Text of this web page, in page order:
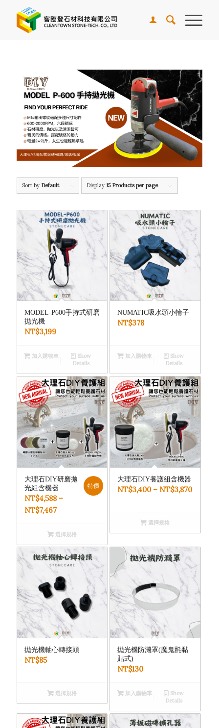
Sort by Default Display 15 Products per page
MODEL-P600手持式研磨
拋光機
NT$3,199
加入購物車
Show
Details
NUMATIC吸水頭小輪子
NT$378
加入購物車
Show
Details
大理石DIY研磨拋
光組含機器
NT$4,588–
NT$7,467
特價
選擇規格
大理石DIY養護組含機器
NT$3,400– NT$3,870
選擇規格
拋光機軸心轉接頭
NT$85
選擇規格
拋光機防濺罩(魔鬼氈黏
貼式)
NT$130
加入購物車
Show
Details